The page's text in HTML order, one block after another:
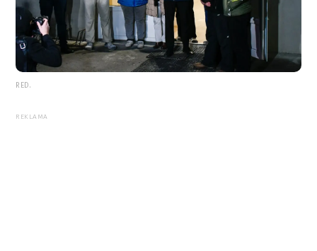
RED.
REKLAMA